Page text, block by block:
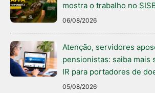
mostra o trabalho no
06/08/2026
Atenção, servidores
pensionistas: saiba mais
IR para portadores de
05/08/2026